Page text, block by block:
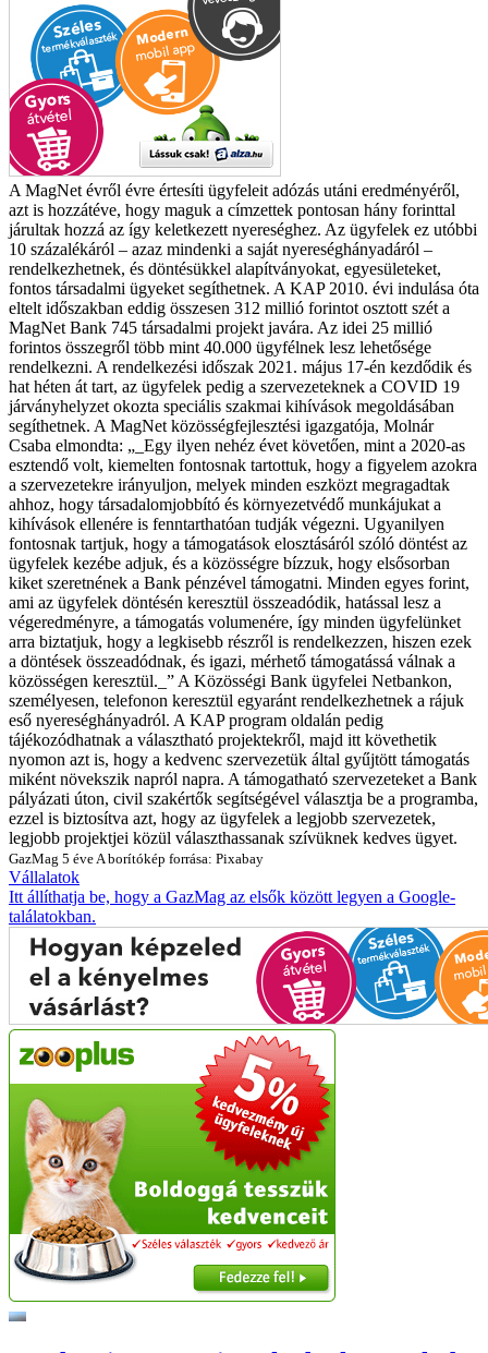
A MagNet évről évre értesíti ügyfeleit adózás utáni eredményéről,
azt is hozzátéve, hogy maguk a címzettek pontosan hány forinttal
járultak hozzá az így keletkezett nyereséghez. Az ügyfelek ez utóbbi
10 százalékáról – azaz mindenki a saját nyereséghányadáról –
rendelkezhetnek, és döntésükkel alapítványokat, egyesületeket,
fontos társadalmi ügyeket segíthetnek. A KAP 2010. évi indulása óta
eltelt időszakban eddig összesen 312 millió forintot osztott szét a
MagNet Bank 745 társadalmi projekt javára. Az idei 25 millió
forintos összegről több mint 40.000 ügyfélnek lesz lehetősége
rendelkezni. A rendelkezési időszak 2021. május 17-én kezdődik és
hat héten át tart, az ügyfelek pedig a szervezeteknek a COVID 19
járványhelyzet okozta speciális szakmai kihívások megoldásában
segíthetnek. A MagNet közösségfejlesztési igazgatója, Molnár
Csaba elmondta: „_Egy ilyen nehéz évet követően, mint a 2020-as
esztendő volt, kiemelten fontosnak tartottuk, hogy a figyelem azokra
a szervezetekre irányuljon, melyek minden eszközt megragadtak
ahhoz, hogy társadalomjobbító és környezetvédő munkájukat a
kihívások ellenére is fenntarthatóan tudják végezni. Ugyanilyen
fontosnak tartjuk, hogy a támogatások elosztásáról szóló döntést az
ügyfelek kezébe adjuk, és a közösségre bízzuk, hogy elsősorban
kiket szeretnének a Bank pénzével támogatni. Minden egyes forint,
ami az ügyfelek döntésén keresztül összeadódik, hatással lesz a
végeredményre, a támogatás volumenére, így minden ügyfelünket
arra biztatjuk, hogy a legkisebb részről is rendelkezzen, hiszen ezek
a döntések összeadódnak, és igazi, mérhető támogatássá válnak a
közösségen keresztül._” A Közösségi Bank ügyfelei Netbankon,
személyesen, telefonon keresztül egyaránt rendelkezhetnek a rájuk
eső nyereséghányadról. A KAP program oldalán pedig
tájékozódhatnak a választható projektekről, majd itt követhetik
nyomon azt is, hogy a kedvenc szervezetük által gyűjtött támogatás
miként növekszik napról napra. A támogatható szervezeteket a Bank
pályázati úton, civil szakértők segítségével választja be a programba,
ezzel is biztosítva azt, hogy az ügyfelek a legjobb szervezetek,
legjobb projektjei közül választhassanak szívüknek kedves ügyet.
GazMag 5 éve A borítókép forrása: Pixabay
Vállalatok
Itt állíthatja be, hogy a GazMag az elsők között legyen a Google-
találatokban.